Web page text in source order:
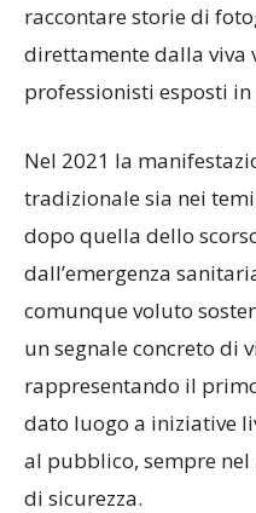
raccontare storie di
direttamente dalla viva
professionisti esposti
Nel 2021 la
tradizionale sia nei
dopo quella dello
dall’emergenza
comunque voluto
un segnale concreto di
rappresentando il
dato luogo a iniziative
al pubblico, sempre
di sicurezza.